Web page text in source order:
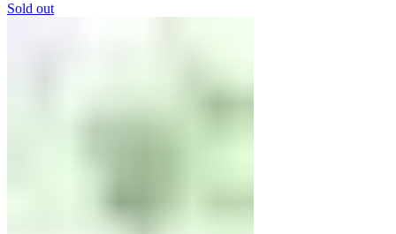
Sold out